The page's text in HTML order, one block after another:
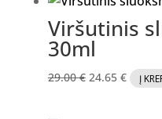
29.00 €.24.65
Viršutinis
30ml
29.00€ Original
24.65 € Į